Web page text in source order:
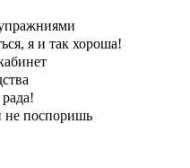
я и так хороша!
не поспоришь